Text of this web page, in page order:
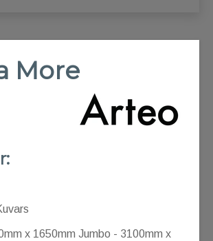
More
x 1650mm Jumbo - 3100mm x